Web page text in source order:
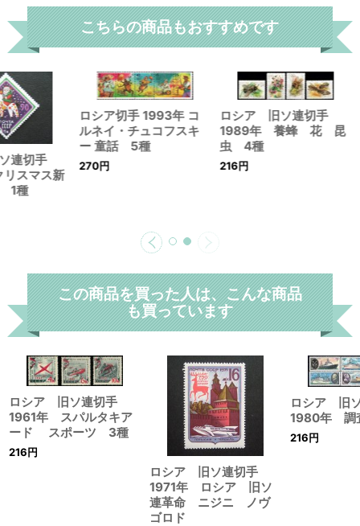
こちらの商品もおすすめです
連切手
スマス新
1種
ロシア切手 1993年 コ
ルネイ・チュコフスキ
ー 童話 5種
270円
ロシア 旧ソ連切手
1989年 養蜂 花 昆
虫 4種
216円
この商品を買った人は、こんな商品
も買っています
ロシア 旧ソ連切手
1961年 スパルタキア
ード スポーツ 3種
216円
ロシア 旧ソ連切手
1971年 ロシア 旧ソ
連革命 ニジニ ノヴ
ゴロド
ロシア 旧
1980年 調
216円